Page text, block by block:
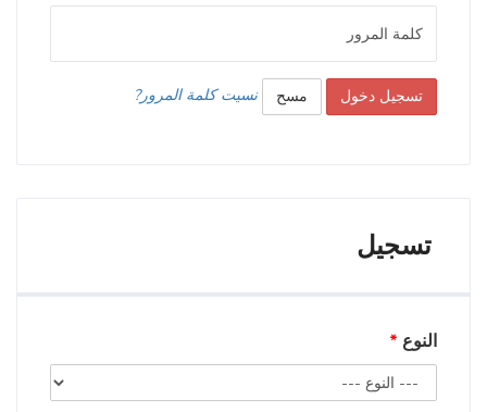
تسجيل دخول مسح نسيت كلمة المرور?
تسجيل
النوع *